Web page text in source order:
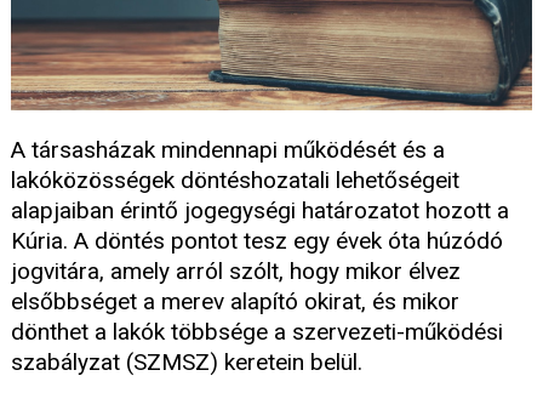
A társasházak mindennapi működését és a
lakóközösségek döntéshozatali lehetőségeit
alapjaiban érintő jogegységi határozatot hozott a
Kúria. A döntés pontot tesz egy évek óta húzódó
jogvitára, amely arról szólt, hogy mikor élvez
elsőbbséget a merev alapító okirat, és mikor
dönthet a lakók többsége a szervezeti-működési
szabályzat (SZMSZ) keretein belül.